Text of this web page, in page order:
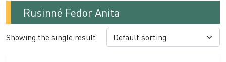
Rusinné Fedor Anita
Showing the single result